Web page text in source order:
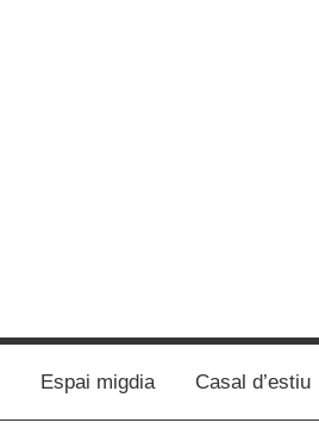
Espai migdia Casal d’estiu